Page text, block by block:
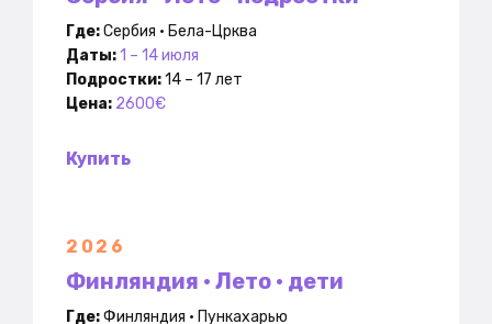
Где:Сербия • Бела-Црква
Даты:1 – 14 июля
Подростки:14 – 17 лет
Цена: 2600€
Купить
2026
Финляндия • Лето • дети
Где:Финляндия • Пункахарью